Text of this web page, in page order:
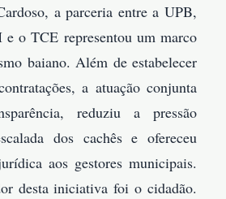
a parceria entre a UPB,
o TCE representou um marco
baiano. Além de estabelecer
a atuação conjunta
reduziu a pressão
dos cachês e ofereceu
aos gestores municipais.
desta iniciativa foi o cidadão.